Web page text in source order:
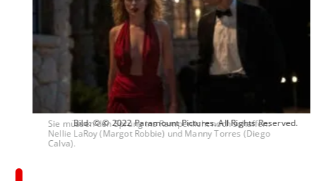
Sie müssen den Sprung ins Rampenlicht noch schaffen:
Nellie LaRoy (Margot Robbie) und Manny Torres (Diego
Calva).
Bild: © © 2022 Paramount Pictures. All Rights Reserved.